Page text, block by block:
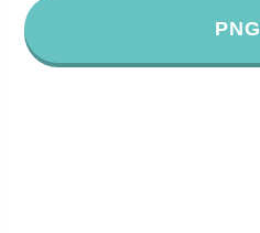
PNG